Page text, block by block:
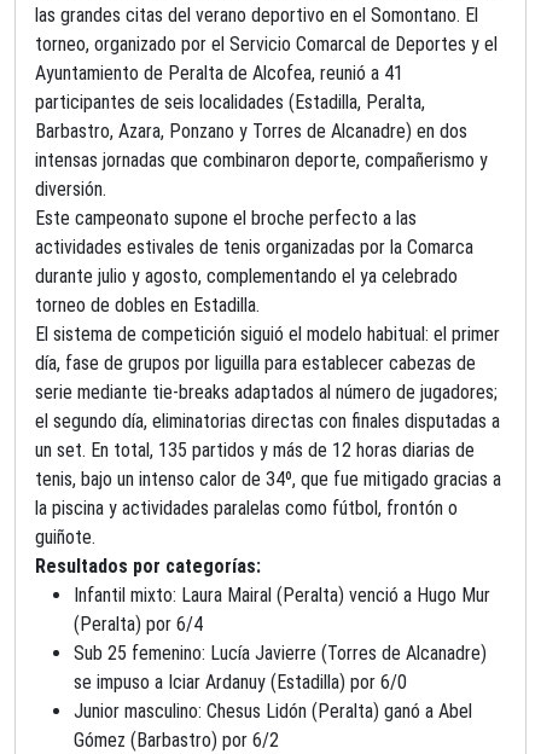
las grandes citas del verano deportivo en el Somontano. El
torneo, organizado por el Servicio Comarcal de Deportes y el
Ayuntamiento de Peralta de Alcofea, reunió a 41
participantes de seis localidades (Estadilla, Peralta,
Barbastro, Azara, Ponzano y Torres de Alcanadre) en dos
intensas jornadas que combinaron deporte, compañerismo y
diversión.
Este campeonato supone el broche perfecto a las
actividades estivales de tenis organizadas por la Comarca
durante julio y agosto, complementando el ya celebrado
torneo de dobles en Estadilla.
El sistema de competición siguió el modelo habitual: el primer
día, fase de grupos por liguilla para establecer cabezas de
serie mediante tie-breaks adaptados al número de jugadores;
el segundo día, eliminatorias directas con finales disputadas a
un set. En total, 135 partidos y más de 12 horas diarias de
tenis, bajo un intenso calor de 34º, que fue mitigado gracias a
la piscina y actividades paralelas como fútbol, frontón o
guiñote.
Resultados por categorías:
Infantil mixto: Laura Mairal (Peralta) venció a Hugo Mur
(Peralta) por 6/4
Sub 25 femenino: Lucía Javierre (Torres de Alcanadre)
se impuso a Iciar Ardanuy (Estadilla) por 6/0
Junior masculino: Chesus Lidón (Peralta) ganó a Abel
Gómez (Barbastro) por 6/2